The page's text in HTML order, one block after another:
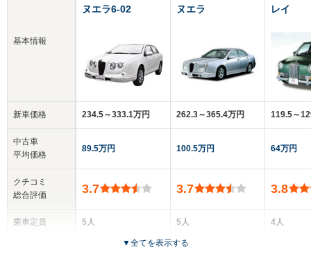
基本情報
新車価格
中古車
平均価格
クチコミ
総合評価
乗車定員
ヌエラ6-02
234.5～333.1万円
89.5万円
3.7
5人
ヌエラ
262.3～365.4万円
100.5万円
3.7
5人
4ドア
レイ
119.5～
64万円
3.8
4人
▼全てを表示する